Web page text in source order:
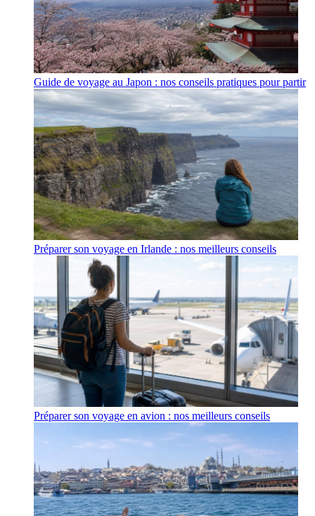
Guide de voyage au Japon : nos conseils pratiques pour partir
Préparer son voyage en Irlande : nos meilleurs conseils
Préparer son voyage en avion : nos meilleurs conseils